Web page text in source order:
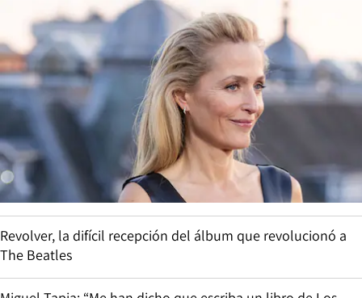
Revolver, la difícil recepción del álbum que revolucionó a
The Beatles